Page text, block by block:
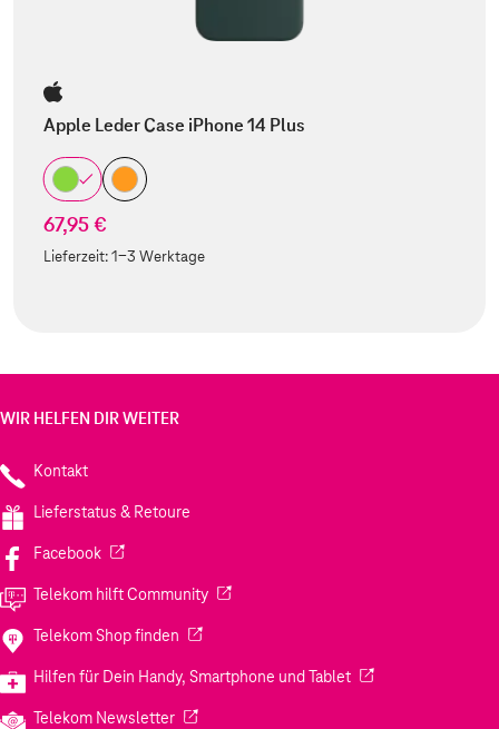
Apple Leder Case iPhone 14 Plus
67,95 €
Lieferzeit:1-3 Werktage
WIR HELFEN DIR WEITER
Kontakt
Lieferstatus & Retoure
Facebook(Wird in einem neuen Tab geöffnet)
Telekom hilft Community(Wird in einem neuen Tab geöffnet)
Telekom Shop finden (Wird in einem neuen Tab geöffnet)
Hilfen für Dein Handy, Smartphone und Tablet(Wird in einem
Telekom Newsletter(Wird in einem neuen Tab geöffnet)